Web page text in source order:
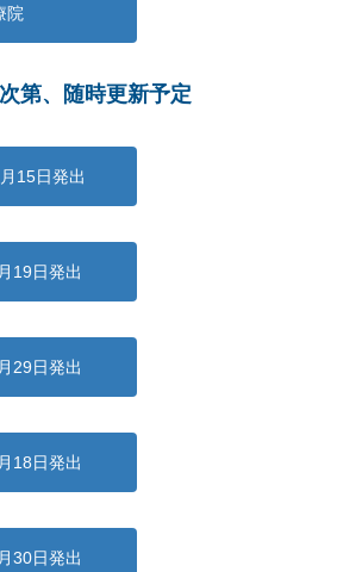
院
第、随時更新予定
15日発出
19日発出
29日発出
18日発出
30日発出